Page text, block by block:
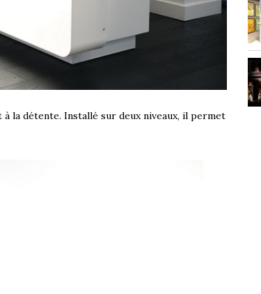
la détente. Installé sur deux niveaux, il permet